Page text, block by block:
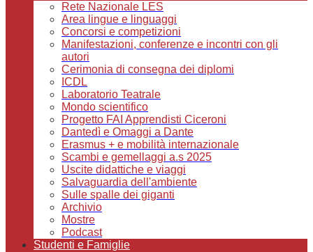
Rete Nazionale LES
Area lingue e linguaggi
Concorsi e competizioni
Manifestazioni, conferenze e incontri con gli
autori
Cerimonia di consegna dei diplomi
ICDL
Laboratorio Teatrale
Mondo scientifico
Progetto FAI Apprendisti Ciceroni
Dantedì e Omaggi a Dante
Erasmus + e mobilità internazionale
Scambi e gemellaggi a.s 2025
Uscite didattiche e viaggi
Salvaguardia dell'ambiente
Sulle spalle dei giganti
Archivio
Mostre
Podcast
Studenti e Famiglie